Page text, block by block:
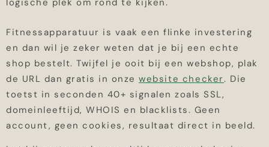
logische plek om rond te kijken.
Fitnessapparatuur is vaak een flinke investering
en dan wil je zeker weten dat je bij een echte
shop bestelt. Twijfel je ooit bij een webshop, plak
de URL dan gratis in onze website checker. Die
toetst in seconden 40+ signalen zoals SSL,
domeinleeftijd, WHOIS en blacklists. Geen
account, geen cookies, resultaat direct in beeld.